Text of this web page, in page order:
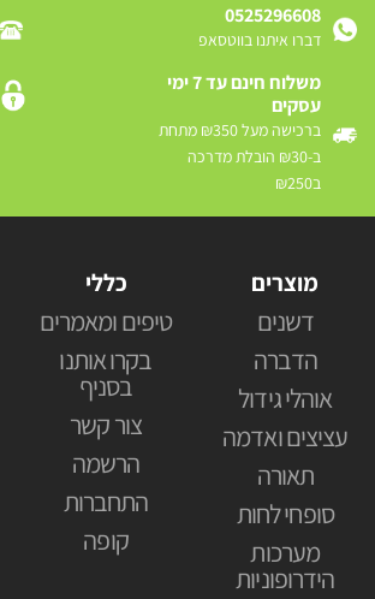
0525296608
דברו איתנו בווטסאפ
משלוח חינם עד 7 ימי
עסקים
ברכישה מעל ₪350 מתחת
ב-₪30 הובלת מדרכה
ב₪250
מוצרים
דשנים
הדברה
אוהלי גידול
עציצים ואדמה
תאורה
סופחי לחות
מערכות
הידרופוניות
כללי
טיפים ומאמרים
בקרו אותנו
בסניף
צור קשר
הרשמה
התחברות
קופה